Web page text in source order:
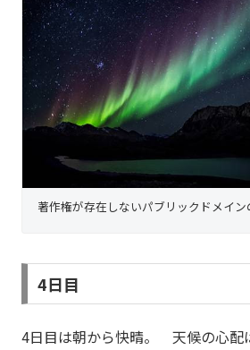
著作権が存在しないパブリックドメイ
4日目
4日目は朝から快晴。 天候の心配